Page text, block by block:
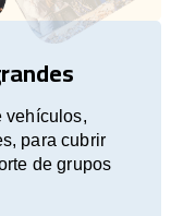
vehículos,
para cubrir
de grupos